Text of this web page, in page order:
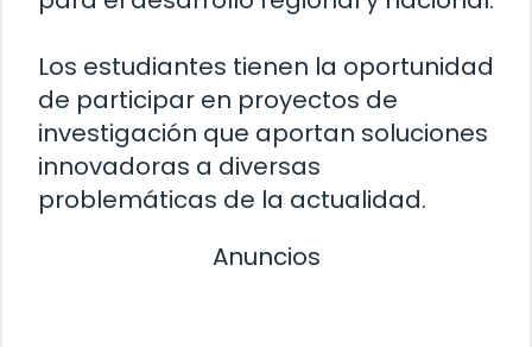
Los estudiantes tienen la oportunidad
de participar en proyectos de
investigación que aportan soluciones
innovadoras a diversas
problemáticas de la actualidad.
Anuncios